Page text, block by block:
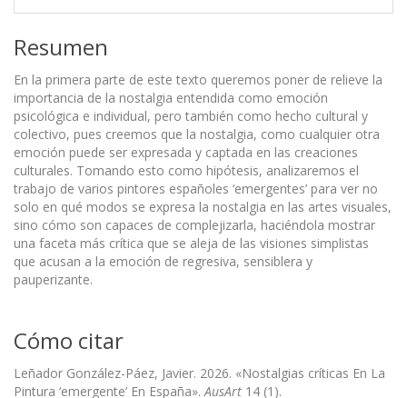
Resumen
En la primera parte de este texto queremos poner de relieve la
importancia de la nostalgia entendida como emoción
psicológica e individual, pero también como hecho cultural y
colectivo, pues creemos que la nostalgia, como cualquier otra
emoción puede ser expresada y captada en las creaciones
culturales. Tomando esto como hipótesis, analizaremos el
trabajo de varios pintores españoles ‘emergentes’ para ver no
solo en qué modos se expresa la nostalgia en las artes visuales,
sino cómo son capaces de complejizarla, haciéndola mostrar
una faceta más crítica que se aleja de las visiones simplistas
que acusan a la emoción de regresiva, sensiblera y
pauperizante.
Cómo citar
Leñador González-Páez, Javier. 2026. «Nostalgias críticas En La
Pintura ‘emergente’ En España».AusArt 14 (1).